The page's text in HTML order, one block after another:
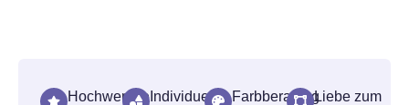
Hochwertige Individuelle FarbberatungLiebe zum